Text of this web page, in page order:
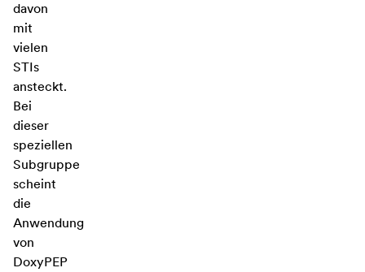
davon
mit
vielen
STIs
ansteckt.
Bei
dieser
speziellen
Subgruppe
scheint
die
Anwendung
von
DoxyPEP